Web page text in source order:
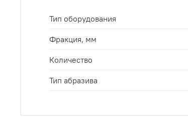
Тип оборудования
Фракция, мм
Количество
Тип абразива